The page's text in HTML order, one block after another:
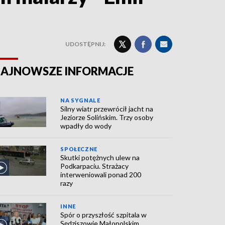
UDOSTĘPNIJ:
INFORMACJE
NA SYGNALE
Silny wiatr przewrócił jacht na
Jeziorze Solińskim. Trzy osoby
wpadły do wody
SPOŁECZNE
Skutki potężnych ulew na
Podkarpaciu. Strażacy
interweniowali ponad 200
razy
INNE
Spór o przyszłość szpitala w
Sędziszowie Małopolskim